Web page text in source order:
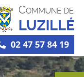
COMMUNE DE
LUZILLÉ
02 47 57 84 19